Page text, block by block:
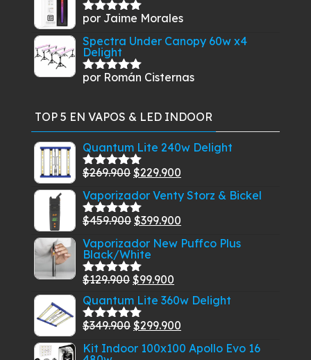
Valorado
por Jaime Morales
Spectra Under Canopy 60w x4
Delight
Valorado
por Román Cisternas
TOP 5 EN VAPOS & LED INDOOR
Quantum Lite 240w Delight
Valorado
5
$269.900 El
precio
original
era:
$269.900.
$229.900
precio
es:
$229.900.
Vaporizador Venty Storz & Bickel
Valorado
5
$459.900 El
precio
original
era:
$459.900.
$399.900
precio
Vaporizador New Puffco Plus
Black/White
Valorado
con
de
5
$129.900 El
precio
original
era:
$129.900.
$99.900
precio
es:
$99.900.
Quantum Lite 360w Delight
Valorado
5
$349.900 El
precio
$299.900
precio
Kit Indoor 100x100 Apollo Evo 16